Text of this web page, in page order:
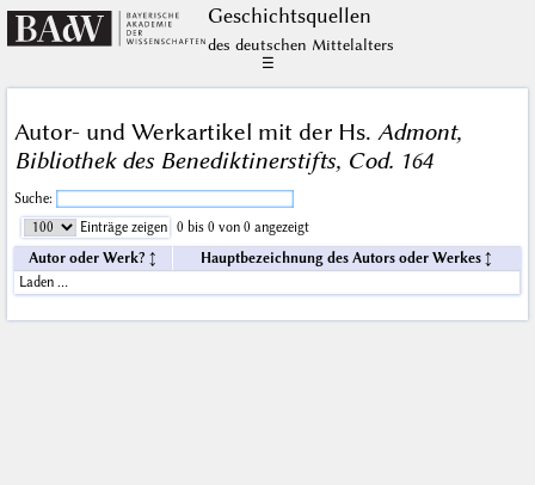
Geschichts­quellen
des deutschen Mittelalters
☰
Autor- und Werkartikel mit der Hs. Admont,
Bibliothek des Benediktinerstifts, Cod. 164
Suche:
Einträge zeigen
0 bis 0 von 0 angezeigt
Autor oder Werk?
Hauptbezeichnung des Autors oder Werkes
Laden …